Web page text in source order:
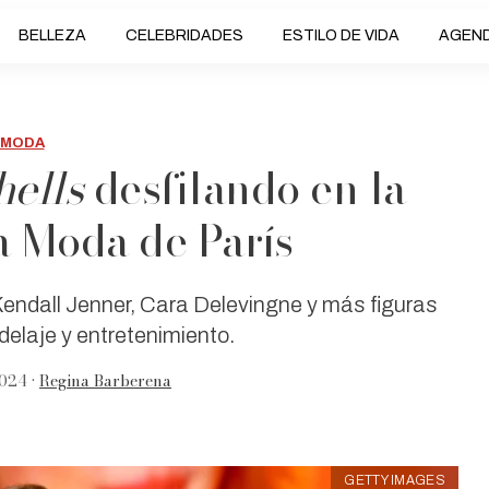
BELLEZA CELEBRIDADES ESTILO DE VIDA
MODA
desfilando en la
Moda de París
Jenner, Cara Delevingne y más figuras
y entretenimiento.
• Regina Barberena
GETTY IMAGES